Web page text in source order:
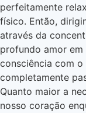
perfeitamente
físico. Então,
através da
profundo amor em
consciência com o
completamente
Quanto maior a
nosso coração